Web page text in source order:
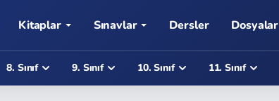
Kitaplar Sınavlar Dersler Dosyalar
8. Sınıf 9. Sınıf 10. Sınıf 11. Sınıf